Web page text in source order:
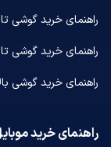
راهنمای خرید گوشی تا ۵۰ میلیون
راهنمای خرید گوشی تا ۱۰۰ میلیون
راهنمای خرید گوشی بالای ۱۰۰
راهنمای خرید